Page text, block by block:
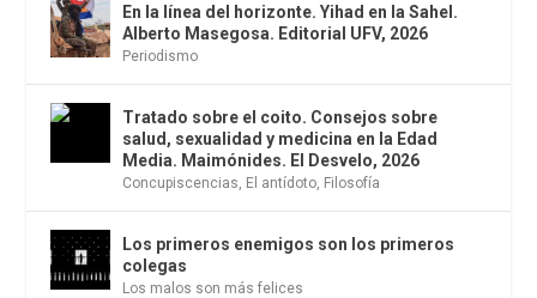
En la línea del horizonte. Yihad en la Sahel.
Alberto Masegosa. Editorial UFV, 2026
Periodismo
Tratado sobre el coito. Consejos sobre
salud, sexualidad y medicina en la Edad
Media. Maimónides. El Desvelo, 2026
Concupiscencias El antídoto Filosofía
Los primeros enemigos son los primeros
colegas
Los malos son más felices